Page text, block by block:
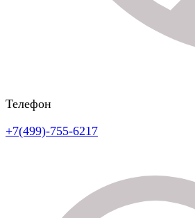
Телефон
+7(499)-755-6217